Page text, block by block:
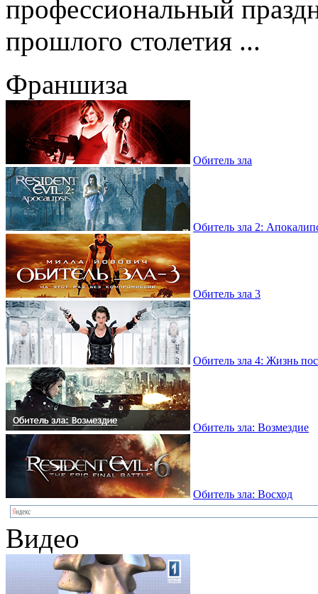
профессиональный
прошлого столетия ...
Франшиза
Обитель зла
Обитель зла 2:
Обитель зла 3
Обитель зла 4: Жизнь
Обитель зла: Возмездие
Обитель зла: Восход
Видео